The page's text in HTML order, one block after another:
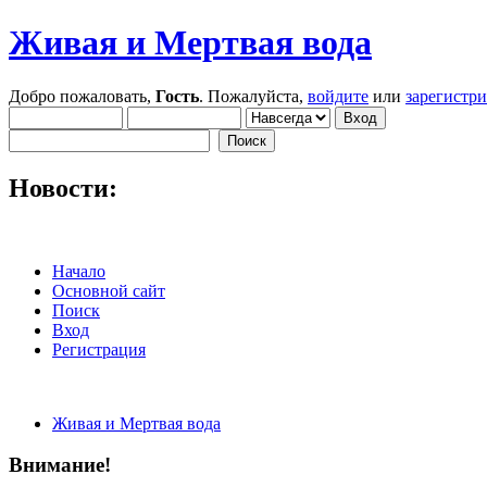
Живая и Мертвая вода
Добро пожаловать, Гость. Пожалуйста, войдите или
Новости:
Начало
Основной сайт
Поиск
Вход
Регистрация
Живая и Мертвая вода
Внимание!